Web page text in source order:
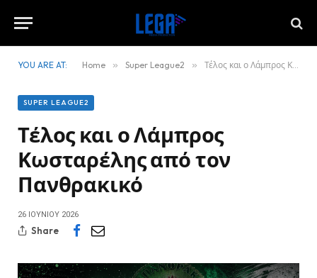
YOU ARE AT: Home » Super League2 » Τέλος και ο Λάμπρος Κωσταρέλης από τον Πανθρακικό
SUPER LEAGUE2
Τέλος και ο Λάμπρος
Κωσταρέλης από τον
Πανθρακικό
26 ΙΟΥΝΊΟΥ 2026
Share